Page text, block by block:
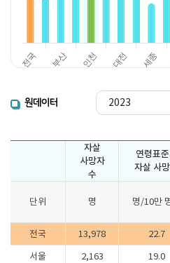
원데이터
자살
사망자
수
연령표
자살 사
단위 명 명/10만
전국 13,978 22.7
서울 2,163 19.0